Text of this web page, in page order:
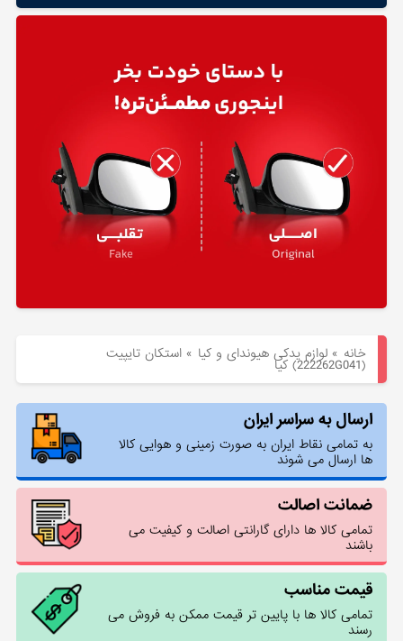
لوازم
خانه »لوازم یدکی هیوندای و کیا »استكان تايپيت
(222262G041) کیا
ارسال به سراسر ایران
به تمامی نقاط ایران به صورت زمینی و هوایی کالا
ها ارسال می شوند
ضمانت اصالت
تمامی کالا ها دارای گارانتی اصالت و کیفیت می
باشند
قیمت مناسب
تمامی کالا ها با پایین تر قیمت ممکن به فروش می
رسند